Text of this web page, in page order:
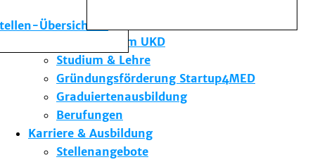
Übersicht
Die Institute des UKD
Forschung am UKD
Studium & Lehre
Gründungsförderung Startup4MED
Graduiertenausbildung
Berufungen
Karriere & Ausbildung
Stellenangebote